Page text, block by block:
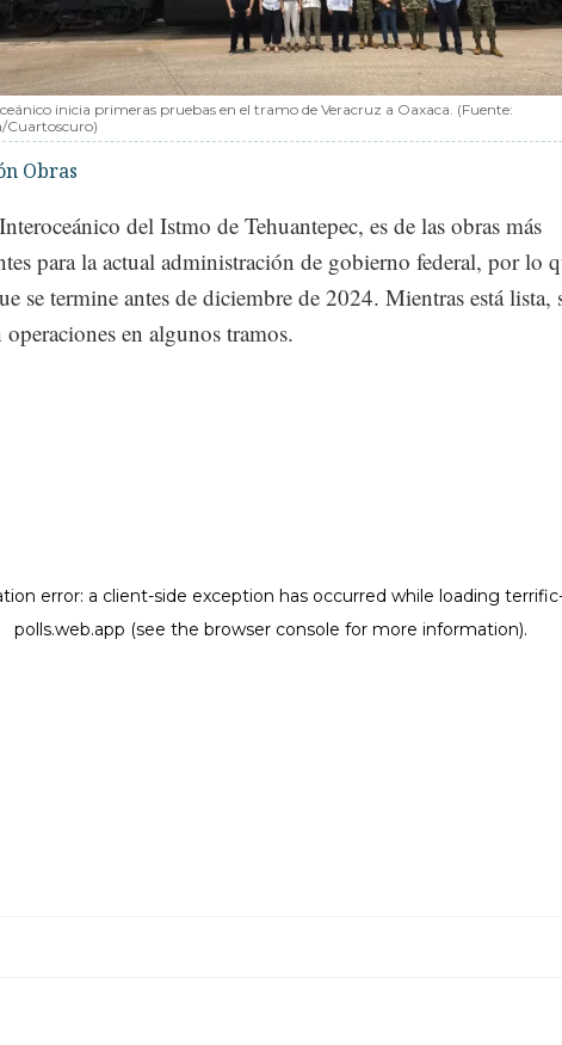
inicia primeras pruebas en el tramo de Veracruz a Oaxaca. (Fuente:
Cuartoscuro)
Obras
del Istmo de Tehuantepec, es de las obras más
para la actual administración de gobierno federal, por lo
se termine antes de diciembre de 2024. Mientras está lista,
en algunos tramos.